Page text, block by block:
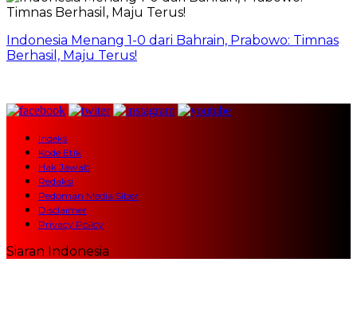
Indonesia Menang 1-0 dari Bahrain, Prabowo: Timnas
Berhasil, Maju Terus!
Indeks
Kode Etik
Hak Jawab
Redaksi
Pedoman Media Siber
Disclaimer
Privacy Policy
Siaran Indonesia